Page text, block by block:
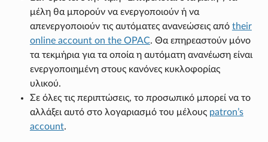
μέλη θα μπορούν να ενεργοποιούν ή να
απενεργοποιούν τις αυτόματες ανανεώσεις από their
online account on the OPAC. Θα επηρεαστούν μόνο
τα τεκμήρια για τα οποία η αυτόματη ανανέωση είναι
ενεργοποιημένη στους κανόνες κυκλοφορίας
υλικού.
Σε όλες τις περιπτώσεις, το προσωπικό μπορεί να το
αλλάξει αυτό στο λογαριασμό του μέλους patron’s
account.